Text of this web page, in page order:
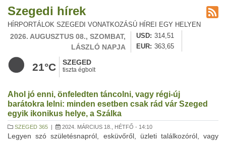
Szegedi hírek
HÍRPORTÁLOK SZEGEDI VONATKOZÁSÚ HÍREI EGY HELYEN
2026. AUGUSZTUS 08., SZOMBAT,
LÁSZLÓ NAPJA
USD
314,51
EUR
363,65
21°C SZEGED
tiszta égbolt
Ahol jó enni, önfeledten táncolni, vagy régi-új
barátokra lelni: minden esetben csak rád vár Szeged
egyik ikonikus helye, a Szálka
SZEGED 365 | 2024. MÁRCIUS 18., HÉTFŐ - 14:10
Legyen szó születésnapról, esküvőről, üzleti találkozóról, vagy